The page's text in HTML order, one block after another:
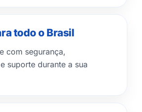
todo o Brasil
com segurança,
suporte durante a sua